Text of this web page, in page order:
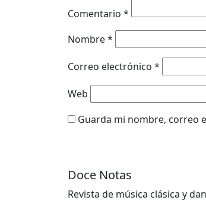
Comentario *
Nombre*
Correo electrónico *
Web
Guarda mi nombre, correo
Doce Notas
Revista de música clásica y